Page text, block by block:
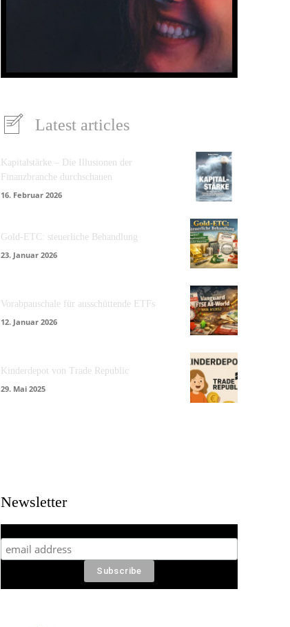
Latest articles
Kapitalstärke – Die Illusionen der
Finanzbranche durchschauen
16. Februar 2026
Gold-ETC: steuerliche Behandlung
23. Januar 2026
Vorabpauschale für ausschüttende ETFs
12. Januar 2026
Kinderdepot von Trade Republic
29. Mai 2025
Newsletter